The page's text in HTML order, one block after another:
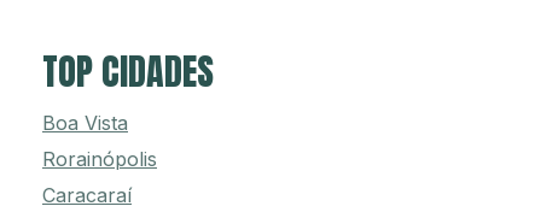
TOP CIDADES
Boa Vista
Rorainópolis
Caracaraí